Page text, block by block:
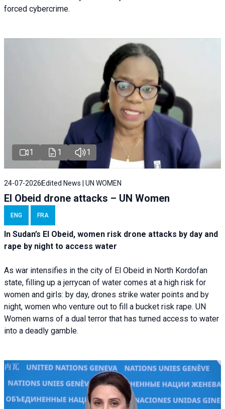
forced cybercrime.
1 1 1
24-07-2026 Edited News | UN WOMEN
El Obeid drone attacks – UN Women
ENG FRA
In Sudan’s El Obeid, women risk drone attacks by day and
rape by night to access water
As war intensifies in the city of El Obeid in North Kordofan
state, filling up a jerrycan of water comes at a high risk for
women and girls: by day, drones strike water points and by
night, women who venture out to fill a bucket risk rape. UN
Women warns of a dual terror that has turned access to water
into a deadly gamble.